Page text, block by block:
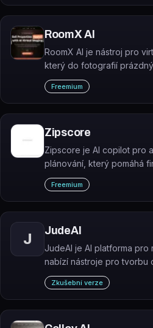
RoomX AI
RoomX AI je nástroj pro
který do fotografií
doplní nábytek a
Freemium
Zipscore
Zipscore je AI copilot pro
plánování, který pomáhá
perspektivní ZIP kódy na
dat.
Freemium
J
JudeAI
JudeAI je AI platforma
nabízí nástroje pro tvorbu
automatizaci, generování
Zkušební verze